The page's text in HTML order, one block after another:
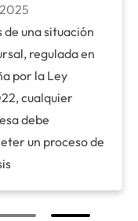
de una situación
regulada en
por la Ley
cualquier
debe
un proceso de